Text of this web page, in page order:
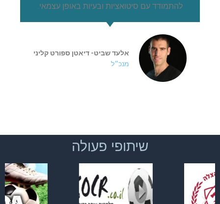
להתמודד עם סיטואציות ובעיות באופן עצמאי.
אלעד שביט- דיאטן ספורט קליני
מנכ״ל
שיתופי פעולה